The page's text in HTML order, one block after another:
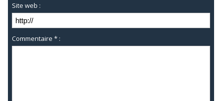
Site web :
Commentaire * :